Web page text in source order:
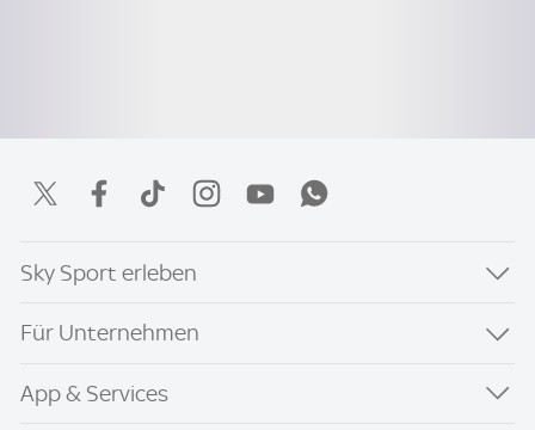
Sky Sport erleben
Für Unternehmen
App & Services